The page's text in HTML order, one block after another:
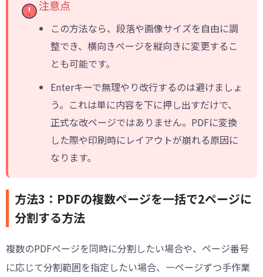
注意点
この方法なら、段落や画像サイズを自由に調
整でき、横向きページを縦向きに変更するこ
とも可能です。
Enterキーで無理やり改行するのは避けましょ
う。これは単に内容を下に押し出すだけで、
正式な改ページではありません。PDFに変換
した際や印刷時にレイアウトが崩れる原因に
なります。
方法3：PDFの複数ページを一括で2ページに
分割する方法
複数のPDFページを同時に分割したい場合や、ページ番号
に応じて分割範囲を指定したい場合、一ページずつ手作業